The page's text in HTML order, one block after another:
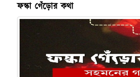
ফস্কা গেঁড়োর কথা